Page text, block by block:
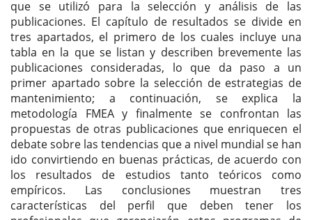
que se utilizó para la selección y análisis de las
publicaciones. El capítulo de resultados se divide en
tres apartados, el primero de los cuales incluye una
tabla en la que se listan y describen brevemente las
publicaciones consideradas, lo que da paso a un
primer apartado sobre la selección de estrategias de
mantenimiento; a continuación, se explica la
metodología FMEA y finalmente se confrontan las
propuestas de otras publicaciones que enriquecen el
debate sobre las tendencias que a nivel mundial se han
ido convirtiendo en buenas prácticas, de acuerdo con
los resultados de estudios tanto teóricos como
empíricos. Las conclusiones muestran tres
características del perfil que deben tener los